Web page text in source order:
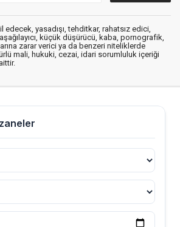
edecek, yasadışı, tehditkar, rahatsız edici,
küçük düşürücü, kaba, pornografik,
zarar verici ya da benzeri niteliklerde
mali, hukuki, cezai, idari sorumluluk içeriği